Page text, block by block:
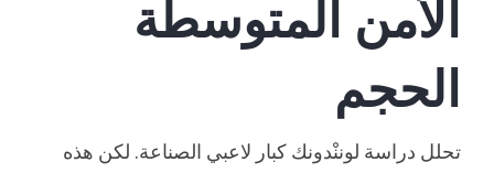
الأمن المتوسطة
الحجم
تحلل دراسة لوننْدونك كبار لاعبي الصناعة. لكن هذه